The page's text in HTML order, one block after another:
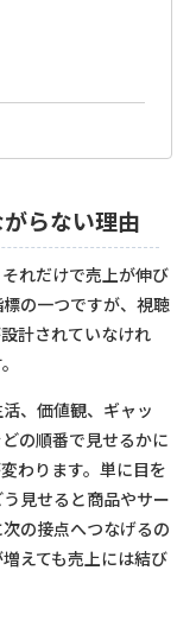
らない理由
れだけで売上が伸び
の一つですが、視聴
計されていなけれ
、価値観、ギャッ
の順番で見せるかに
わります。単に目を
見せると商品やサー
の接点へつなげるの
えても売上には結び